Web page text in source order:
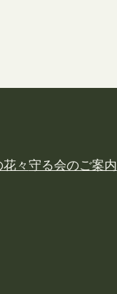
々守る会のご案内